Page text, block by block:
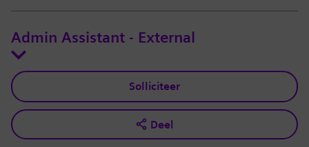
Admin Assistant - External
Solliciteer
Deel